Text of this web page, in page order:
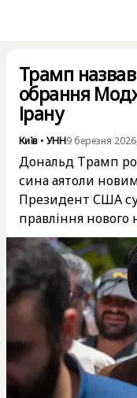
Трамп
обрання
Ірану
Київ • УНН9 березня
Дональд Трамп
сина аятоли
Президент США
правління нового